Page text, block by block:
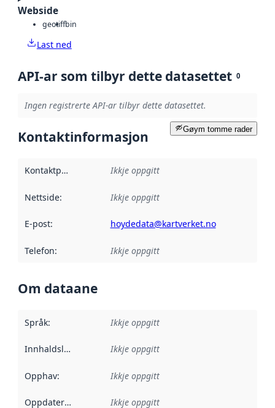
Webside
geotiffbin
Last ned
API-ar som tilbyr dette datasettet 0
Ingen registrerte API-ar tilbyr dette datasettet.
Gøym tomme rader
Kontaktinformasjon
Kontaktpunkt Ikkje oppgitt
Nettside: Ikkje oppgitt
E-post: hoydedata@kartverket.no
Telefon: Ikkje oppgitt
Om dataane
Språk: Ikkje oppgitt
Innhaldsleverandørar :
Ikkje oppgitt
Opphav: Ikkje oppgitt
Oppdateringsfrekvens :
Ikkje oppgitt